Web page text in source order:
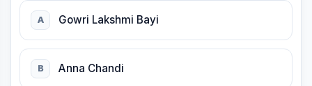
A Gowri Lakshmi Bayi
B Anna Chandi